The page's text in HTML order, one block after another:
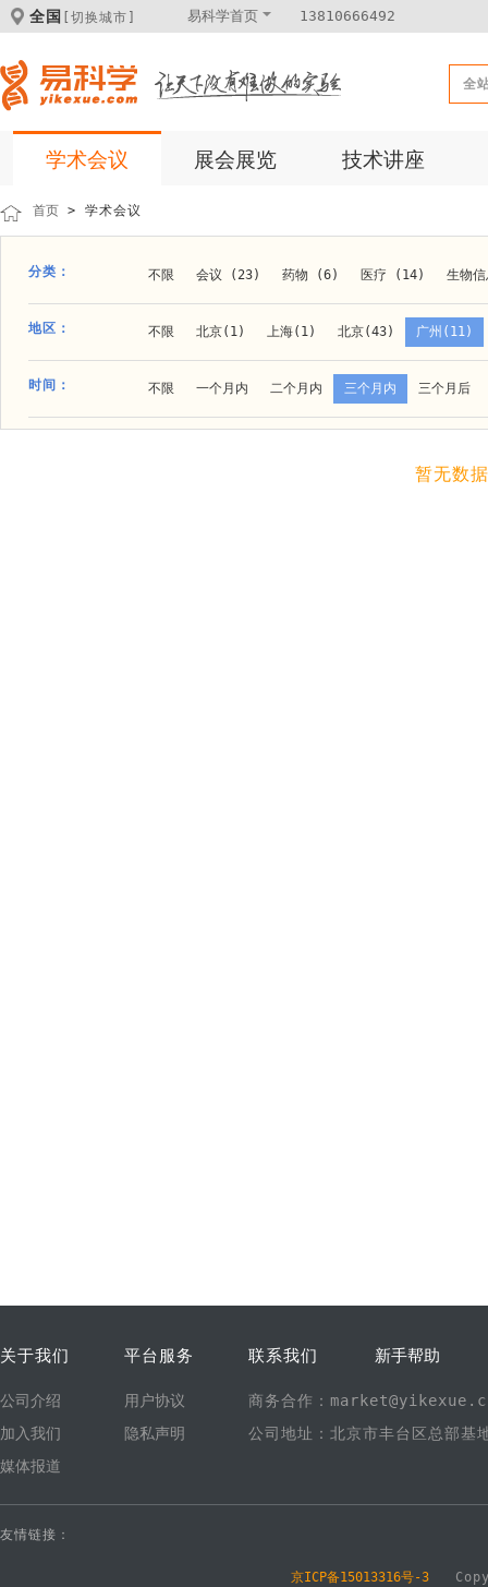
全国 [切换城市] 易科学首页 13810666492
全
学术会议 展会展览 技术讲座
首页 > 学术会议
分类： 不限 会议 (23) 药物 (6) 医疗 (14) 生物
成果转化 (2) 微
材料 (11) 材料化工 (1) 新材料 (1)
地区： 不限 北京(1) 上海(1) 北京(43) 广州(11)
郑州(1) 长春(1)
时间： 不限 一个月内 二个月内 三个月内 三个月后
暂无数据
关于我们
公司介绍
加入我们
媒体报道
平台服务
用户协议
隐私声明
联系我们 新手帮助
商务合作：
公司地址：北京市丰台区总部基
友情链接：
京ICP备15013316号-3